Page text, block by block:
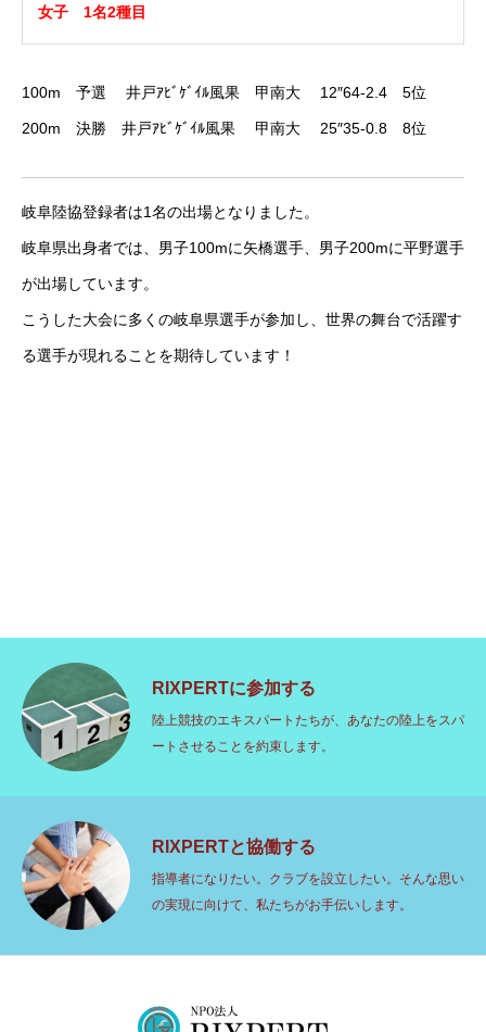
参加方法
岐阜の陸上を応援！
RIXPERTとは お知らせ サービス一覧
女子 1名2種目
100m 予選 井戸ｱﾋﾞｹﾞｲﾙ風果 甲南大 12″64-2.4 5位
200m 決勝 井戸ｱﾋﾞｹﾞｲﾙ風果 甲南大 25″35-0.8 8位
岐阜陸協登録者は1名の出場となりました。
岐阜県出身者では、男子100mに矢橋選手、男子200mに平野選手
が出場しています。
こうした大会に多くの岐阜県選手が参加し、世界の舞台で活躍す
る選手が現れることを期待しています！
RIXPERTに参加する
陸上競技のエキスパートたちが、あなたの陸上をスパ
ートさせることを約束します。
RIXPERTと協働する
指導者になりたい。クラブを設立したい。そんな思い
の実現に向けて、私たちがお手伝いします。